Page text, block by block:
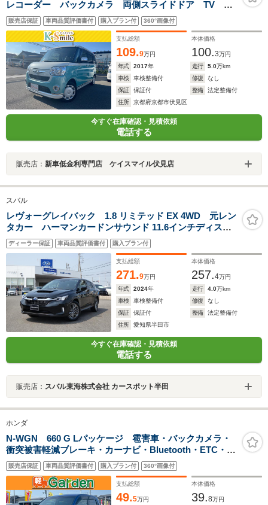
レコーダー バックカメラ 両側スライドドア TV ク
リアランスソナー 衝突被害軽減システム オートマチ
ックハイビーム スマートキー アイドリングストッ
プ 電動格納ミラー CVT ベンチシート
販売店保証 車両品質評価書付 購入プラン付 360°画像付
支払総額
109.9万円
本体価格
100.3万円
年式
2017年 走行 5.0万km
車検
車検整備付 修復
なし
保証
保証付 整備
法定整備付
住所
京都府京都市伏見区
今すぐ在庫確認・見積依頼
電話する
販売店： 新車低金利専門店 ケイスマイル伏見店
スバル
レヴォーグレイバック 1.8 リミテッド EX 4WD 元レン
タカー ハーマンカードンサウンド 11.6インチディスプ
レイ フルセグ Bluetoothオーディオ フロントカメ
ラ サイドカメラ バックカメラ 全周囲カメラ 電動
リヤゲート シートヒーター
ディーラー保証 車両品質評価書付 購入プラン付
支払総額
271.9万円
本体価格
257.4万円
年式
2024年 走行 4.0万km
車検
車検整備付 修復
なし
保証
保証付 整備
法定整備付
住所
愛知県半田市
今すぐ在庫確認・見積依頼
電話する
販売店： スバル東海株式会社 カースポット半田
ホンダ
N-WGN 660 G Lパッケージ 雹害車・バックカメラ・
衝突被害軽減ブレーキ・カーナビ・Bluetooth・ETC・
CD/DVD再生・スマートキー&プッシュスタート・ベンチ
シート・ルームクリーニング
販売店保証 車両品質評価書付 購入プラン付 360°画像付
支払総額
49.5万円
本体価格
39.8万円